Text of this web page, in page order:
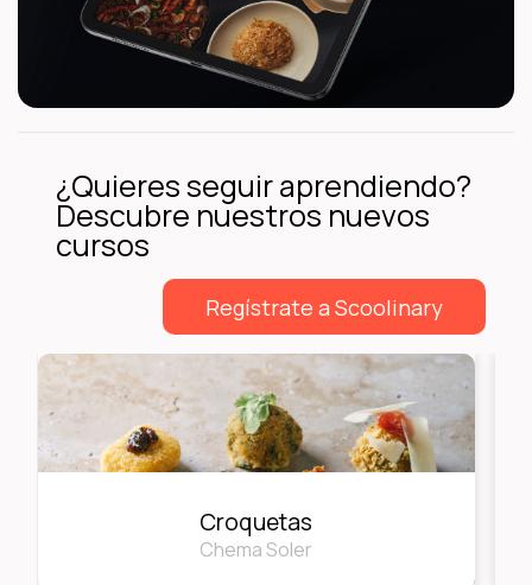
¿Quieres seguir aprendiendo?
Descubre nuestros nuevos
cursos
Regístrate a Scoolinary
Croquetas
Chema Soler